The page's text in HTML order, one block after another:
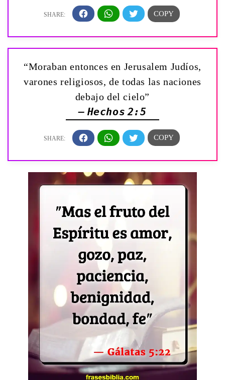
“Moraban entonces en Jerusalem Judíos,
varones religiosos, de todas las naciones
debajo del cielo”
— Hechos 2:5